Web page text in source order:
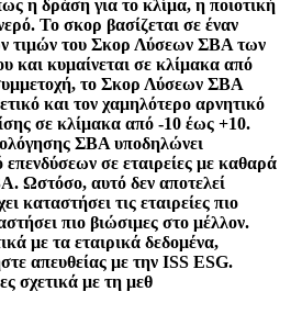
η δράση για το κλίμα, η ποιοτική
Το σκορ βασίζεται σε έναν
τιμών του Σκορ Λύσεων ΣΒΑ των
και κυμαίνεται σε κλίμακα από
το Σκορ Λύσεων ΣΒΑ
και τον χαμηλότερο αρνητικό
σε κλίμακα από -10 έως +10.
ΣΒΑ υποδηλώνει
σε εταιρείες με καθαρά
Ωστόσο, αυτό δεν αποτελεί
καταστήσει τις εταιρείες πιο
πιο βιώσιμες στο μέλλον.
με τα εταιρικά δεδομένα,
απευθείας με την ISS ESG.
σχετικά με τη μεθ